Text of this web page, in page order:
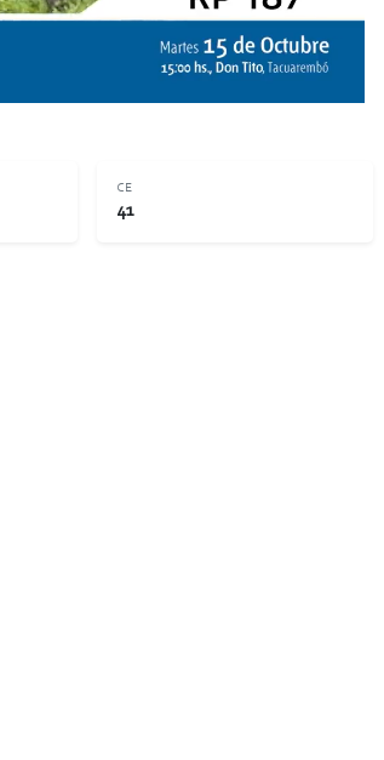
CE
41